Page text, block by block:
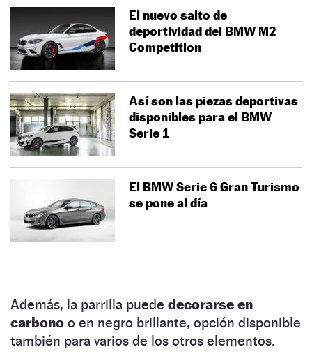
El nuevo salto de
deportividad del BMW M2
Competition
Así son las piezas deportivas
disponibles para el BMW
Serie 1
El BMW Serie 6 Gran Turismo
se pone al día
Además, la parrilla puede decorarse en
carbono o en negro brillante, opción disponible
también para varios de los otros elementos.